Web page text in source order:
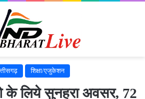
शिक्षा/एजुकेशन
के लिये सुनहरा अवसर, 72